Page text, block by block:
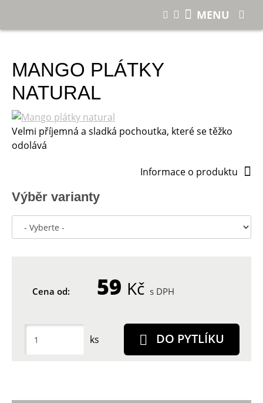
Mango plátky natural
MANGO PLÁTKY
NATURAL
Velmi příjemná a sladká pochoutka, které se těžko
odolává
Informace o produktu
Výběr varianty
Cena od: 59 Kč s DPH
ks DO PYTLÍKU
MENU